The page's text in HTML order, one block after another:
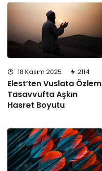
18 Kasım 2025 2114
Elest’ten Vuslata Özlem
Tasavvufta Aşkın
Hasret Boyutu